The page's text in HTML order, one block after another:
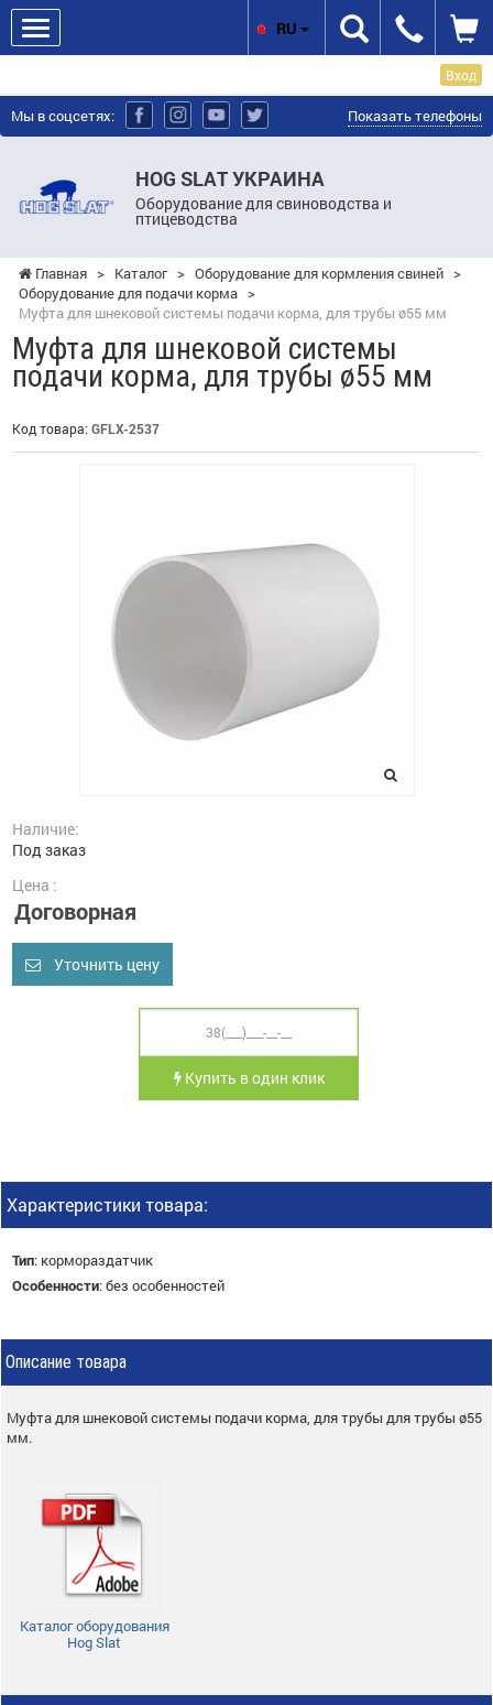
Вход
Мы в соцсетях: Показать телефоны
HOG SLAT УКРАИНА
Оборудование для свиноводства и
птицеводства
RU
Главная > Каталог > Оборудование для кормления свиней >
Оборудование для подачи корма >
Муфта для шнековой системы подачи корма, для трубы ø55 мм
Муфта для шнековой системы
подачи корма, для трубы ø55 мм
Код товара: GFLX-2537
Наличие:
Под заказ
Цена :
Договорная
Уточнить цену
Купить в один клик
Характеристики товара:
Тип: кормораздатчик
Особенности:без особенностей
Описание товара
Муфта для шнековой системы подачи корма, для трубы для трубы ø55
мм.
Каталог оборудования
Hog Slat